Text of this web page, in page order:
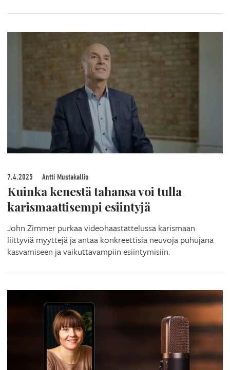
7.4.2025 Antti Mustakallio
Kuinka kenestä tahansa voi tulla
karismaattisempi esiintyjä
John Zimmer purkaa videohaastattelussa karismaan
liittyviä myyttejä ja antaa konkreettisia neuvoja puhujana
kasvamiseen ja vaikuttavampiin esiintymisiin.